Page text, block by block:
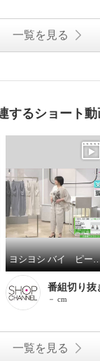
一覧を見る
するショート動
ヨシヨシ バイ ピージェイ 麻１００％ テーパード
番組切り抜
－ cm
一覧を見る